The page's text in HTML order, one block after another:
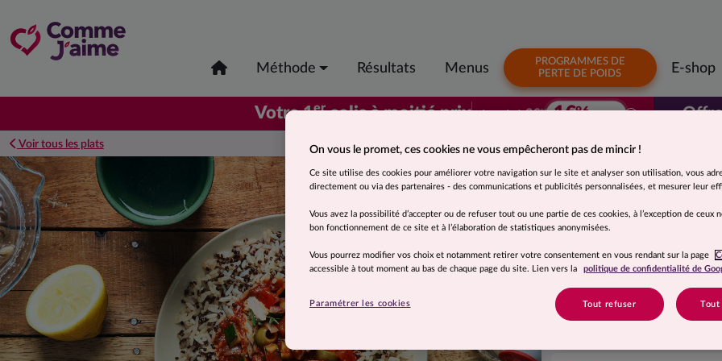
Méthode Résultats Menus
PROGRAMMES DE
PERTE DE POIDS
E-shop
Votre 1ercolis à moitié prix à partir de3€92 1€96
Voir tous les plats
Suggestion de présentation. Photo non contractuelle. Thon à la
Ingrédients
Riz précuit 35% (eau, riz long
(quinoa rouge, eau, huile
oignon 3,3%, tomate
laurier 0,02%, thym 0,01%.
On vous le promet, ces cookies ne vous empêcheront pas de mincir !
Ce site utilise des cookies pour améliorer votre navigation sur le site et analyser son utilisation, vous
directement ou via des partenaires - des communications et publicités personnalisées, et mesurer leur
Vous avez la possibilité d’accepter ou de refuser tout ou une partie de ces cookies, à l’exception de ceux
bon fonctionnement de ce site et à l’élaboration de statistiques anonymisées.
Vous pourrez modifier vos choix et notamment retirer votre consentement en vous rendant sur la page
accessible à tout moment au bas de chaque page du site. Lien vers la
politique de confidentialité de
Tout refuser Tout
Paramétrer les cookies